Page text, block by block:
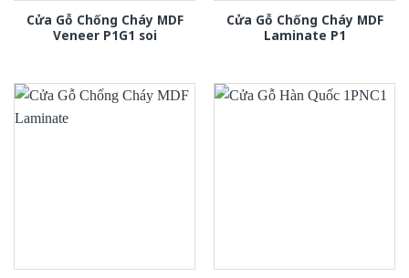
Cửa Gỗ Chống Cháy MDF
Veneer P1G1 soi
Cửa Gỗ Chống Cháy MDF
Laminate P1